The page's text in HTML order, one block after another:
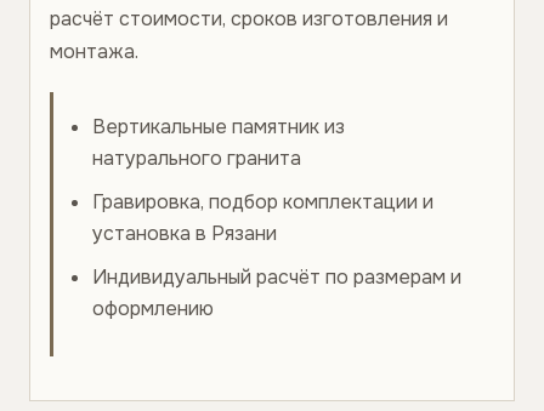
расчёт стоимости, сроков изготовления и
монтажа.
Вертикальные памятник из
натурального гранита
Гравировка, подбор комплектации и
установка в Рязани
Индивидуальный расчёт по размерам и
оформлению